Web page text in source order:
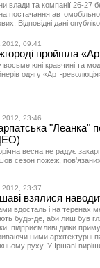
влади та компанії 26-27
постачання
Відповідні дані
09:41
пройшла
восьме юні кравчині та
одягу «Арт-
23:46
"Леанка"
весна не радує
сезон пожеж,
23:37
взялися
вдосталь і на теренах
будь-де, аби лиш був
підприємливі ділки
ними архітектурні
руху. У Іршаві